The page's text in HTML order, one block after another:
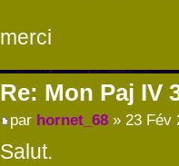
merci
Re: Mon Paj IV
par hornet_68» 23 Fév
Salut.